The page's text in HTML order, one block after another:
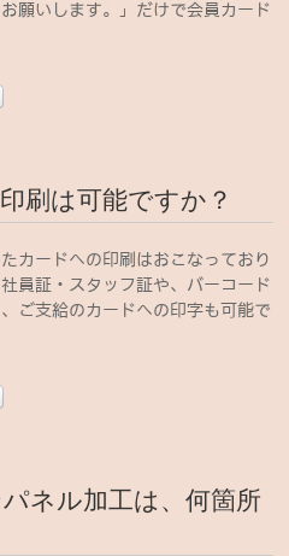
願いします。」だけで会員カード
刷は可能ですか？
カードへの印刷はおこなっており
員証・スタッフ証や、バーコード
ご支給のカードへの印字も可能で
ネル加工は、何箇所